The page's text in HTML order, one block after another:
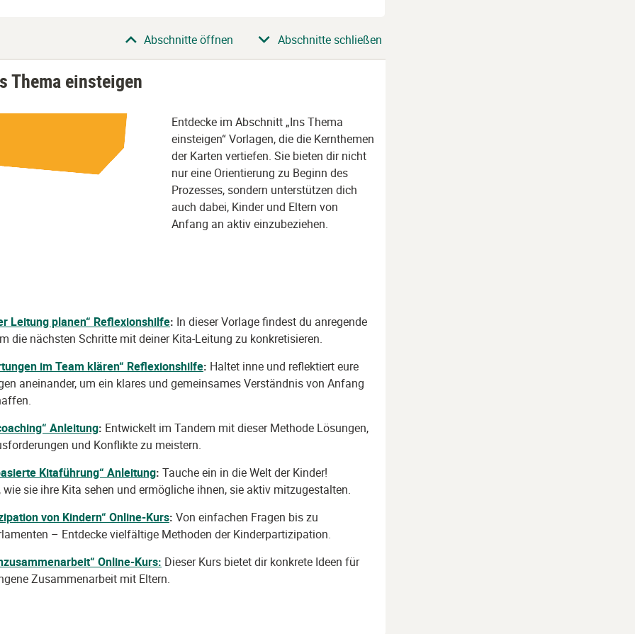
Abschnitte öffnen Abschnitte schließen
Thema einsteigen
Entdecke im Abschnitt „Ins Thema
einsteigen“ Vorlagen, die die Kernthemen
der Karten vertiefen. Sie bieten dir nicht
nur eine Orientierung zu Beginn des
Prozesses, sondern unterstützen dich
auch dabei, Kinder und Eltern von
Anfang an aktiv einzubeziehen.
Leitung planen“ Reflexionshilfe: In dieser Vorlage findest du anregende
die nächsten Schritte mit deiner Kita-Leitung zu konkretisieren.
im Team klären“ Reflexionshilfe: Haltet inne und reflektiert eure
aneinander, um ein klares und gemeinsames Verständnis von Anfang
Anleitung: Entwickelt im Tandem mit dieser Methode Lösungen,
und Konflikte zu meistern.
Kitaführung“ Anleitung: Tauche ein in die Welt der Kinder!
wie sie ihre Kita sehen und ermögliche ihnen, sie aktiv mitzugestalten.
von Kindern“ Online-Kurs: Von einfachen Fragen bis zu
– Entdecke vielfältige Methoden der Kinderpartizipation.
Online-Kurs: Dieser Kurs bietet dir konkrete Ideen für
Zusammenarbeit mit Eltern.